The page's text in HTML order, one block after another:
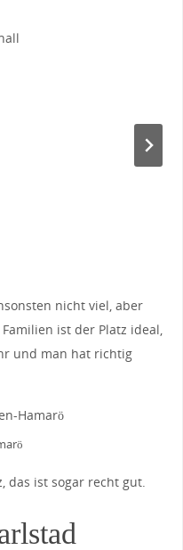
nicht viel, aber
ist der Platz ideal,
und man hat richtig
das ist sogar recht gut.